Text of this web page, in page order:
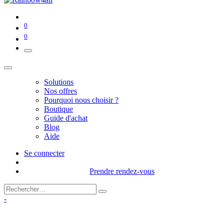
0
0
Solutions
Nos offres
Pourquoi nous choisir ?
Boutique
Guide d'achat
Blog
Aide
Se connecter
Prendre rendez-vous
-